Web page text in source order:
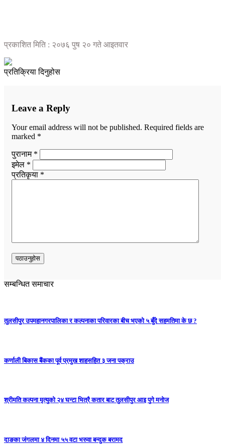
प्रकाशित मिति : २०७६ पुष २० गते आइतवार
प्रतिक्रिया दिनुहोस
Leave a Reply
Your email address will not be published. Required fields are
marked *
पुरानाम *
इमेल *
प्रतिकृया *
सम्बन्धित समाचार
तुलसीपुर उपमहानगरपालिका र कल्पनाका परिवारका बीच भएको ५ बुँदे सहमतिमा के छ ?
कर्णाली बिकास बैंकका पूर्व प्रमुख शाहसहित ३ जना पक्राउ
श्रीमति कल्पना मृत्युको २४ घन्टा भित्रै कतार बाट तुलसीपुर आइ पुगे मनोज
दाङका जंगलमा ४ दिनमा ५५ वटा भरुवा बन्दुक बरामद